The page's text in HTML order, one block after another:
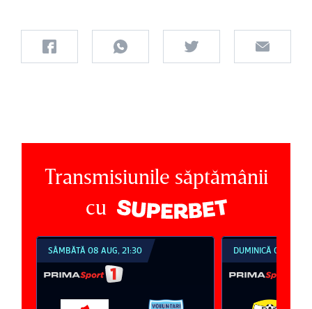
Transmisiunile săptămânii
cu
DUMINICĂ 09 AUG, 18:30 DUMINICĂ 09 AUG,